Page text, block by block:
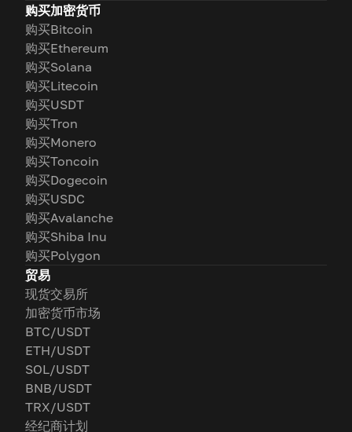
购买加密货币
购买Bitcoin
购买Ethereum
购买Solana
购买Litecoin
购买USDT
购买Tron
购买Monero
购买Toncoin
购买Dogecoin
购买USDC
购买Avalanche
购买Shiba Inu
购买Polygon
贸易
现货交易所
加密货币市场
BTC/USDT
ETH/USDT
SOL/USDT
BNB/USDT
TRX/USDT
经纪商计划